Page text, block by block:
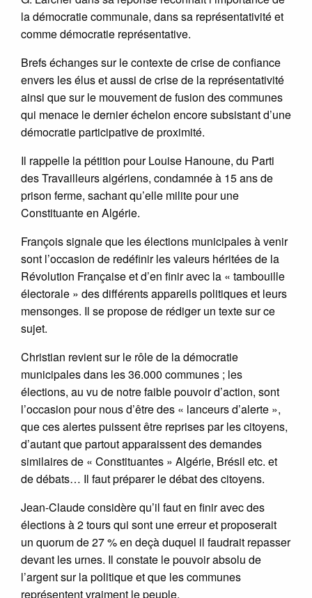
la démocratie communale, dans sa représentativité et
comme démocratie représentative.
Brefs échanges sur le contexte de crise de confiance
envers les élus et aussi de crise de la représentativité
ainsi que sur le mouvement de fusion des communes
qui menace le dernier échelon encore subsistant d’une
démocratie participative de proximité.
Il rappelle la pétition pour Louise Hanoune, du Parti
des Travailleurs algériens, condamnée à 15 ans de
prison ferme, sachant qu’elle milite pour une
Constituante en Algérie.
François signale que les élections municipales à venir
sont l’occasion de redéfinir les valeurs héritées de la
Révolution Française et d’en finir avec la « tambouille
électorale » des différents appareils politiques et leurs
mensonges. Il se propose de rédiger un texte sur ce
sujet.
Christian revient sur le rôle de la démocratie
municipales dans les 36.000 communes ; les
élections, au vu de notre faible pouvoir d’action, sont
l’occasion pour nous d’être des « lanceurs d’alerte »,
que ces alertes puissent être reprises par les citoyens,
d’autant que partout apparaissent des demandes
similaires de « Constituantes » Algérie, Brésil etc. et
de débats… Il faut préparer le débat des citoyens.
Jean-Claude considère qu’il faut en finir avec des
élections à 2 tours qui sont une erreur et proposerait
un quorum de 27 % en deçà duquel il faudrait repasser
devant les urnes. Il constate le pouvoir absolu de
l’argent sur la politique et que les communes
représentent vraiment le peuple.